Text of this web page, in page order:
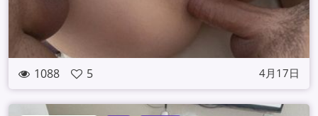
1088 5 4月17日